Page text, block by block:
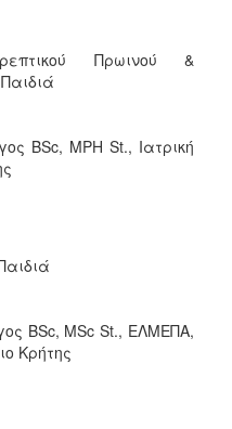
Πρωινού &
BSc, MPH St., Ιατρική
BSc, MSc St., ΕΛΜΕΠΑ,
Κρήτης